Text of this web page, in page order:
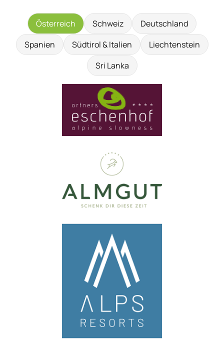
Österreich Schweiz
Deutschland
Spanien
Südtirol & Italien
Liechtenstein
Sri Lanka